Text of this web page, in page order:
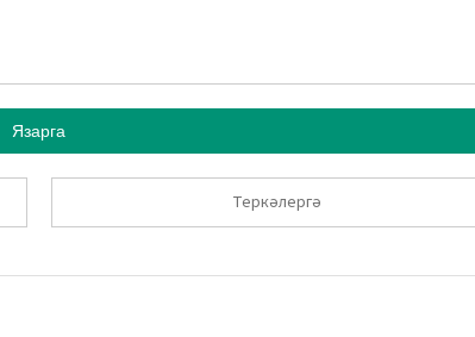
Язарга
Теркәлергә